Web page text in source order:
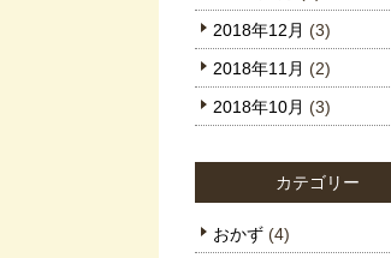
2018年12月 (3)
2018年11月 (2)
2018年10月 (3)
カテゴリー
おかず (4)